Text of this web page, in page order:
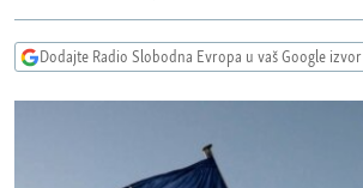
pretragu
FOTOGALERIJE
PODCASTI
RAT U UKRAJINI
RSE PRIČE IZ SVIJETA
Dodajte Radio Slobodna Evropa u vaš Google izvor